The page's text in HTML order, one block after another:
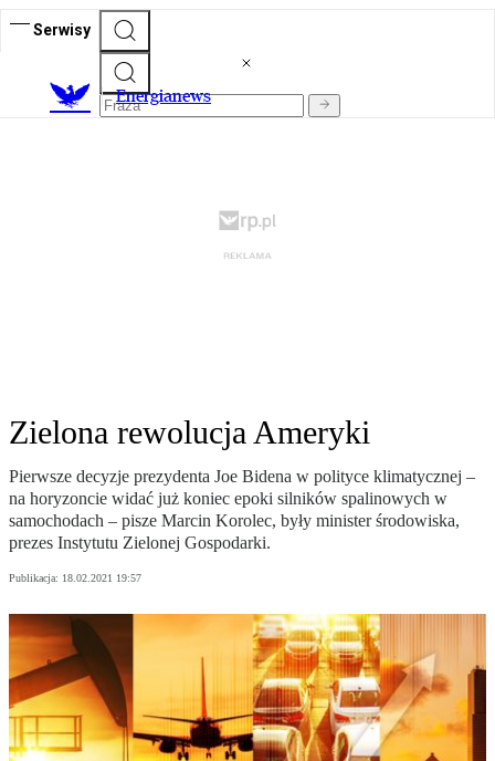
Serwisy
Energianews
Zielona rewolucja Ameryki
Pierwsze decyzje prezydenta Joe Bidena w polityce klimatycznej –
na horyzoncie widać już koniec epoki silników spalinowych w
samochodach – pisze Marcin Korolec, były minister środowiska,
prezes Instytutu Zielonej Gospodarki.
Publikacja: 18.02.2021 19:57